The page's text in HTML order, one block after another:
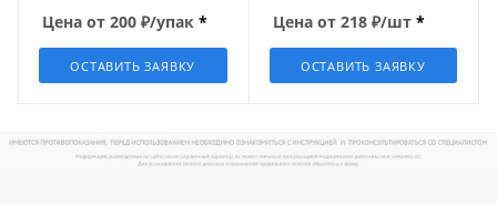
Цена от 200 ₽/упак *
ОСТАВИТЬ ЗАЯВКУ
Цена от 218₽/шт *
ОСТАВИТЬ ЗАЯВКУ